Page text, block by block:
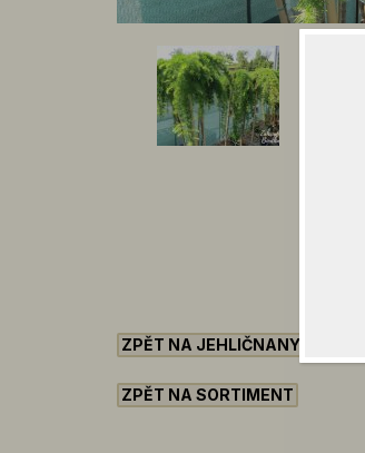
ZPĚT NA JEHLIČNANY
ZPĚT NA SORTIMENT